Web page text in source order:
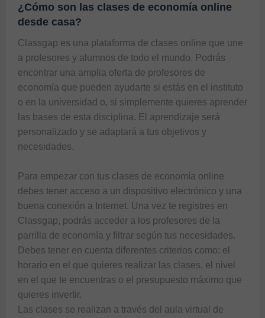
¿Cómo son las clases de economía online
desde casa?
Classgap es una plataforma de clases online que une
a profesores y alumnos de todo el mundo. Podrás
encontrar una amplia oferta de profesores de
economía que pueden ayudarte si estás en el instituto
o en la universidad o, si simplemente quieres aprender
las bases de esta disciplina. El aprendizaje será
personalizado y se adaptará a tus objetivos y
necesidades.
Para empezar con tus clases de economía online
debes tener acceso a un dispositivo electrónico y una
buena conexión a Internet. Una vez te registres en
Classgap, podrás acceder a los profesores de la
parrilla de economía y filtrar según tus necesidades.
Debes tener en cuenta diferentes criterios como: el
horario en el que quieres realizar las clases, el nivel
en el que te encuentras o el presupuesto máximo que
quieres invertir.
Las clases se realizan a través del aula virtual de